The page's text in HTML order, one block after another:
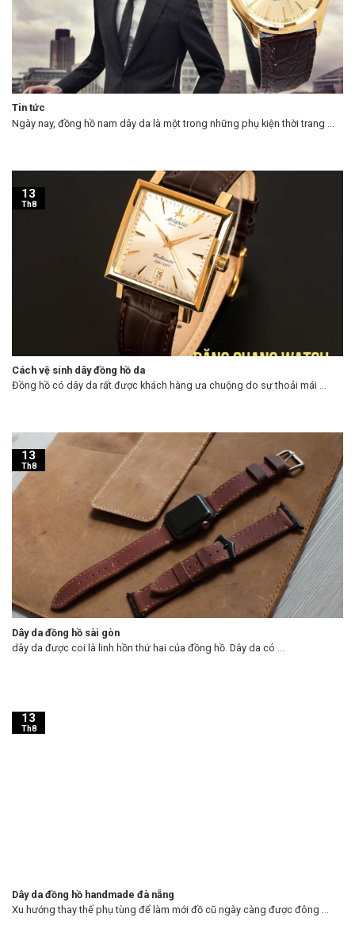
Tin tức
Ngày nay, đồng hồ nam dây da là một trong những phụ kiện thời trang ...
Cách vệ sinh dây đồng hồ da
Đồng hồ có dây da rất được khách hàng ưa chuộng do sự thoải mái ...
13
Th8
Dây da đồng hồ sài gòn
dây da được coi là linh hồn thứ hai của đồng hồ. Dây da có ...
13
Th8
Dây da đồng hồ handmade đà nẵng
Xu hướng thay thế phụ tùng để làm mới đồ cũ ngày càng được đông ...
13
Th8